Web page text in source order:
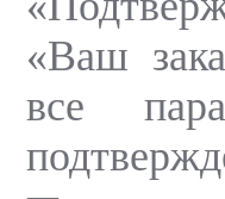
«Ваш
все